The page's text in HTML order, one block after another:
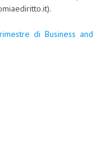
di Business and